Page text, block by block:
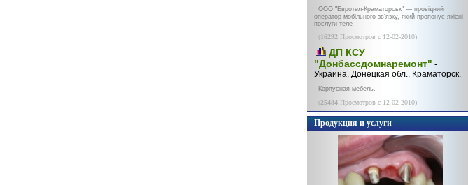
ООО "Евротел-Краматорськ" — провідний
оператор мобільного зв'язку, який пропонує якісні
послуги теле
(16292 Просмотров с 12-02-2010)
ДП КСУ
"Донбассдомнаремонт" -
Украина, Донецкая обл., Краматорск.
Корпусная мебель.
(25484 Просмотров с 12-02-2010)
Продукция и услуги